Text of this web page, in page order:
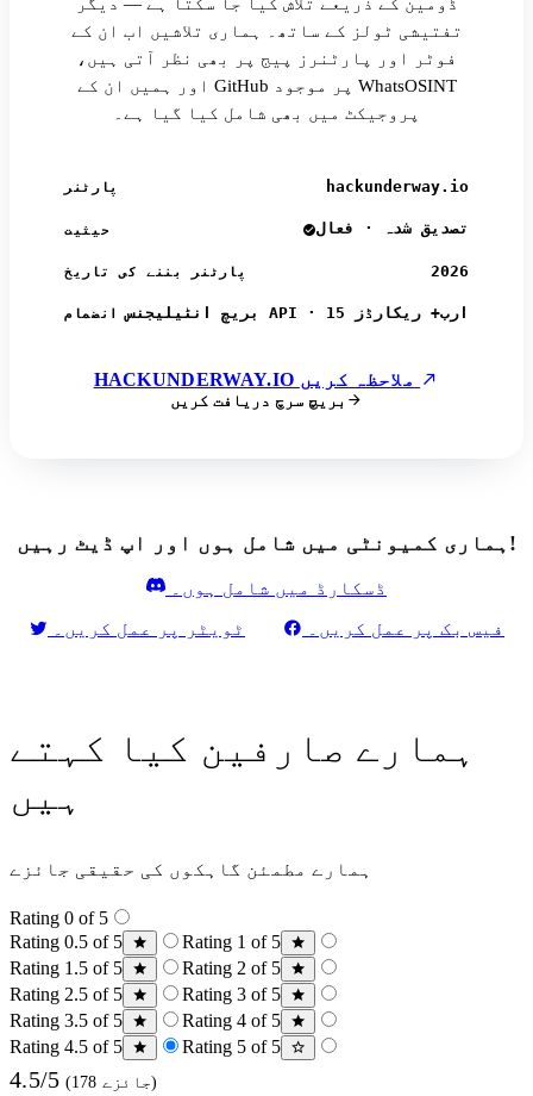
ڈومین کے ذریعے تلاش کیا جا سکتا ہے — دیگر
تفتیشی ٹولز کے ساتھ۔ ہماری تلاشیں اب ان کے
فوٹر اور پارٹنرز پیج پر بھی نظر آتی ہیں،
اور ہمیں ان کے GitHub پر موجود WhatsOSINT
پروجیکٹ میں بھی شامل کیا گیا ہے۔
پارٹنر hackunderway.io
حیثیت تصدیق شدہ · فعال
پارٹنر بننے کی تاریخ 2026
انضمام بریچ انٹیلیجنس API · 15 ارب+ ریکارڈز
بریچ سرچ دریافت کریں
ہماری کمیونٹی میں شامل ہوں اور اپ ڈیٹ رہیں!
ڈسکارڈ میں شامل ہوں۔
ٹویٹر پر عمل کریں۔
فیس بک پر عمل کریں۔
ہمارے صارفین کیا کہتے
ہیں
ہمارے مطمئن گاہکوں کی حقیقی جائزے
Rating 0 of 5
Rating 0.5 of 5
Rating 1 of 5
Rating 1.5 of 5
Rating 2 of 5
Rating 2.5 of 5
Rating 3 of 5
Rating 3.5 of 5
Rating 4 of 5
Rating 4.5 of 5
Rating 5 of 5
4.5/5 (178 جائزے)